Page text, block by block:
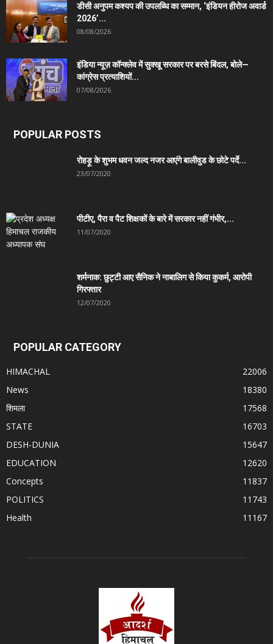
डीसी अनुपम कश्यप की उपलब्धि का सम्मान, ‘इंडियन हीरोज अवार्ड
2026’...
08/08/2026
इंडिया न्यूज़ कॉन्क्लेव में सुक्खू सरकार पर बरसे बिंदल, बोले—
कांग्रेस प्रत्याशियों...
07/08/2026
POPULAR POSTS
रोहड़ू के शुभम धवन जल्द नजर आएंगे बालीवुड के छोटे पर्दे...
23/07/2020
पीटीए, पैरा व पैट शिक्षकों के बारे में सरकार नहीं गंभीर,...
11/07/2020
शर्मनाक: छुट्टी आए सैनिक ने नाबालिग से किया कुकर्म, आरोपी
गिरफ्तार
12/07/2020
POPULAR CATEGORY
HIMACHAL
22006
News
18380
शिमला
17568
STATE
16703
DESH-DUNIA
15647
EDUCATION
12620
Concepts
11837
POLITICS
11743
Health
11167